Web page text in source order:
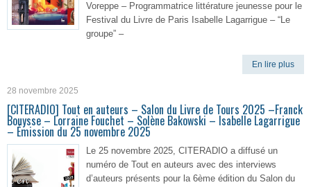
Voreppe – Programmatrice littérature jeunesse pour le
Festival du Livre de Paris Isabelle Lagarrigue – “Le
groupe” –
En lire plus
28 novembre 2025
[CITERADIO] Tout en auteurs – Salon du Livre de Tours 2025 –Franck
Bouysse – Lorraine Fouchet – Solène Bakowski – Isabelle Lagarrigue
– Émission du 25 novembre 2025
Le 25 novembre 2025, CITERADIO a diffusé un
numéro de Tout en auteurs avec des interviews
d’auteurs présents pour la 6ème édition du Salon du